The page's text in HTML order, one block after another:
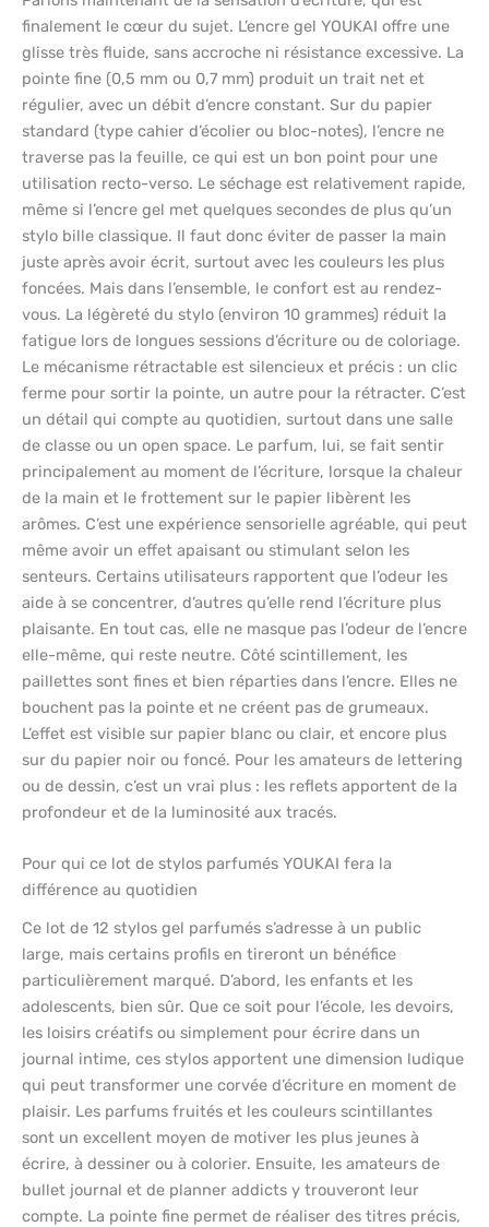
finalement le cœur du sujet. L’encre gel YOUKAI offre une
glisse très fluide, sans accroche ni résistance excessive. La
pointe fine (0,5 mm ou 0,7 mm) produit un trait net et
régulier, avec un débit d’encre constant. Sur du papier
standard (type cahier d’écolier ou bloc-notes), l’encre ne
traverse pas la feuille, ce qui est un bon point pour une
utilisation recto-verso. Le séchage est relativement rapide,
même si l’encre gel met quelques secondes de plus qu’un
stylo bille classique. Il faut donc éviter de passer la main
juste après avoir écrit, surtout avec les couleurs les plus
foncées. Mais dans l’ensemble, le confort est au rendez-
vous. La légèreté du stylo (environ 10 grammes) réduit la
fatigue lors de longues sessions d’écriture ou de coloriage.
Le mécanisme rétractable est silencieux et précis : un clic
ferme pour sortir la pointe, un autre pour la rétracter. C’est
un détail qui compte au quotidien, surtout dans une salle
de classe ou un open space. Le parfum, lui, se fait sentir
principalement au moment de l’écriture, lorsque la chaleur
de la main et le frottement sur le papier libèrent les
arômes. C’est une expérience sensorielle agréable, qui peut
même avoir un effet apaisant ou stimulant selon les
senteurs. Certains utilisateurs rapportent que l’odeur les
aide à se concentrer, d’autres qu’elle rend l’écriture plus
plaisante. En tout cas, elle ne masque pas l’odeur de l’encre
elle-même, qui reste neutre. Côté scintillement, les
paillettes sont fines et bien réparties dans l’encre. Elles ne
bouchent pas la pointe et ne créent pas de grumeaux.
L’effet est visible sur papier blanc ou clair, et encore plus
sur du papier noir ou foncé. Pour les amateurs de lettering
ou de dessin, c’est un vrai plus : les reflets apportent de la
profondeur et de la luminosité aux tracés.
Pour qui ce lot de stylos parfumés YOUKAI fera la
différence au quotidien
Ce lot de 12 stylos gel parfumés s’adresse à un public
large, mais certains profils en tireront un bénéfice
particulièrement marqué. D’abord, les enfants et les
adolescents, bien sûr. Que ce soit pour l’école, les devoirs,
les loisirs créatifs ou simplement pour écrire dans un
journal intime, ces stylos apportent une dimension ludique
qui peut transformer une corvée d’écriture en moment de
plaisir. Les parfums fruités et les couleurs scintillantes
sont un excellent moyen de motiver les plus jeunes à
écrire, à dessiner ou à colorier. Ensuite, les amateurs de
bullet journal et de planner addicts y trouveront leur
compte. La pointe fine permet de réaliser des titres précis,